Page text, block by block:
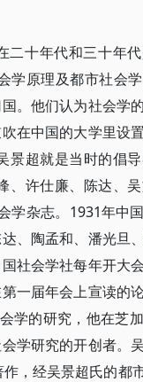
十年代和三十年
学原理及都市社会
。他们认为社会学
在中国的大学里设
超就是当时的倡
许仕廉、陈达、
学杂志。1931年中
、陶孟和、潘光旦
社会学社每年开大
一届年会上宣读的
学的研究，他在芝
学研究的开创者。
，经吴景超氏的都